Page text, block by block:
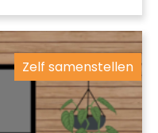
Zelf samenstellen